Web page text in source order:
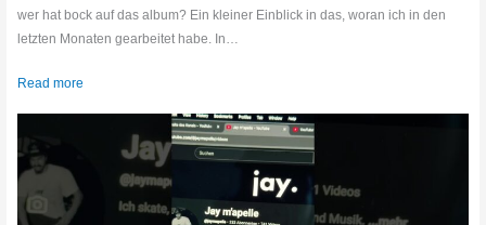
wer hat bock auf das album? Ein kleiner Einblick in das, woran ich in den
letzten Monaten gearbeitet habe. In…
Read more